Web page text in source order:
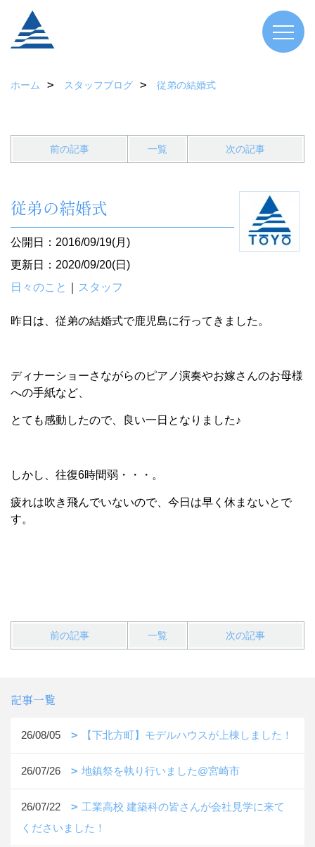
ホーム スタッフブログ 従弟の結婚式
前の記事 一覧 次の記事
従弟の結婚式
公開日：2016/09/19(月)
更新日：2020/09/20(日)
日々のこと
スタッフ
昨日は、従弟の結婚式で鹿児島に行ってきました。
ディナーショーさながらのピアノ演奏やお嫁さんのお母様
への手紙など、
とても感動したので、良い一日となりました♪
しかし、往復6時間弱・・・。
疲れは吹き飛んでいないので、今日は早く休まないとで
す。
前の記事 一覧 次の記事
記事一覧
26/08/05 【下北方町】モデルハウスが上棟しました！
26/07/26 地鎮祭を執り行いました@宮崎市
26/07/22
工業高校 建築科の皆さんが会社見学に来て
くださいました！